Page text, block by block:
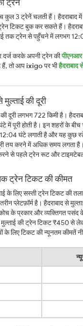
कुल 3 ट्रेनें चलती हैं।
टिकट बुक कर सकते हैं।
तक ट्रेन से पहुँचने में लगभग
दर्ज करके अपनी ट्रेन कीपीएनआर
हैं, तो आपixigoपर भीहैदराबाद
मुल्ताई की दूरी
दूरी लगभग 722 किमी है।
में पूरी होती है। इन शहरों के
घंटे लगाती है और यह कुछ
तय करने में अधिक समय लगता
से पहले ट्रेन रूट और
ट्रेन टिकट की कीमत
के लिए सस्ती ट्रेन टिकट की
प्लेटफ़ॉर्म है। हैदराबाद से
के प्रकार और व्यक्तिगत पसंद
मुल्ताई की ट्रेन टिकट ₹450 से
लिए टिकट की न्यूनतम कीमतें